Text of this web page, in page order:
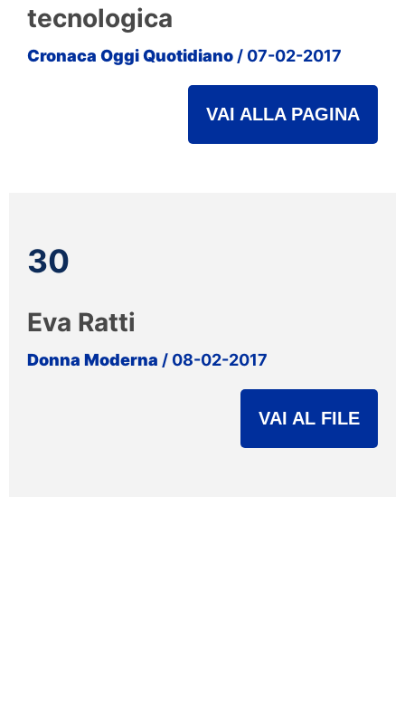
tecnologica
Cronaca Oggi Quotidiano / 07-02-2017
VAI ALLA PAGINA
30
Eva Ratti
Donna Moderna / 08-02-2017
VAI AL FILE